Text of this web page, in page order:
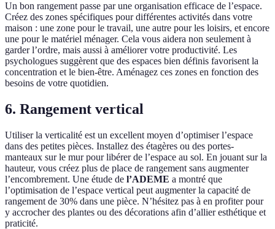
Un bon rangement passe par une organisation efficace de l’espace.
Créez des zones spécifiques pour différentes activités dans votre
maison : une zone pour le travail, une autre pour les loisirs, et encore
une pour le matériel ménager. Cela vous aidera non seulement à
garder l’ordre, mais aussi à améliorer votre productivité. Les
psychologues suggèrent que des espaces bien définis favorisent la
concentration et le bien-être. Aménagez ces zones en fonction des
besoins de votre quotidien.
6. Rangement vertical
Utiliser la verticalité est un excellent moyen d’optimiser l’espace
dans des petites pièces. Installez des étagères ou des portes-
manteaux sur le mur pour libérer de l’espace au sol. En jouant sur la
hauteur, vous créez plus de place de rangement sans augmenter
l’encombrement. Une étude de l’ADEME a montré que
l’optimisation de l’espace vertical peut augmenter la capacité de
rangement de 30% dans une pièce. N’hésitez pas à en profiter pour
y accrocher des plantes ou des décorations afin d’allier esthétique et
praticité.